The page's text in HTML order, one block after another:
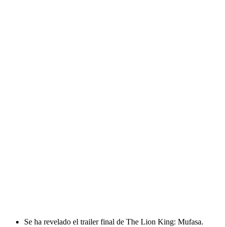
Se ha revelado el trailer final de The Lion King: Mufasa.